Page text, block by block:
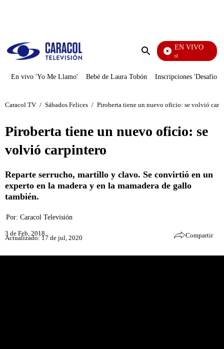
Enviar
EN VIVO
Noticias Caracol
En vivo 'Yo Me Llamo' Bebé de Laura Tobón Inscripciones 'Desafío'
Caracol TV / Sábados Felices / Piroberta tiene un nuevo oficio: se volvió
Piroberta tiene un nuevo oficio: se
volvió carpintero
Reparte serrucho, martillo y clavo. Se convirtió en un
experto en la madera y en la mamadera de gallo
también.
Por: Caracol Televisión
3 de Feb, 2018
Actualizado: 17 de jul, 2020 Compartir